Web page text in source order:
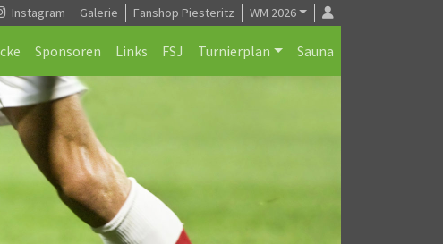
Instagram Galerie Fanshop Piesteritz WM 2026
Sponsoren Links FSJ Turnierplan Sauna